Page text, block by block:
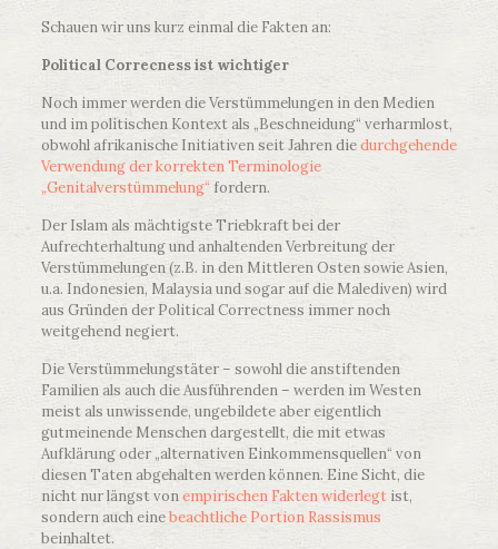
Schauen wir uns kurz einmal die Fakten an:
Political Correcness ist wichtiger
Noch immer werden die Verstümmelungen in den Medien
und im politischen Kontext als „Beschneidung“ verharmlost,
obwohl afrikanische Initiativen seit Jahren diedurchgehende
Verwendung der korrekten Terminologie
„Genitalverstümmelung“ fordern.
Der Islam als mächtigste Triebkraft bei der
Aufrechterhaltung und anhaltenden Verbreitung der
Verstümmelungen (z.B. in den Mittleren Osten sowie Asien,
u.a. Indonesien, Malaysia und sogar auf die Malediven) wird
aus Gründen der Political Correctness immer noch
weitgehend negiert.
Die Verstümmelungstäter – sowohl die anstiftenden
Familien als auch die Ausführenden – werden im Westen
meist als unwissende, ungebildete aber eigentlich
gutmeinende Menschen dargestellt, die mit etwas
Aufklärung oder „alternativen Einkommensquellen“ von
diesen Taten abgehalten werden können. Eine Sicht, die
nicht nur längst vonempirischen Fakten widerlegtist,
sondern auch einebeachtliche Portion Rassismus
beinhaltet.